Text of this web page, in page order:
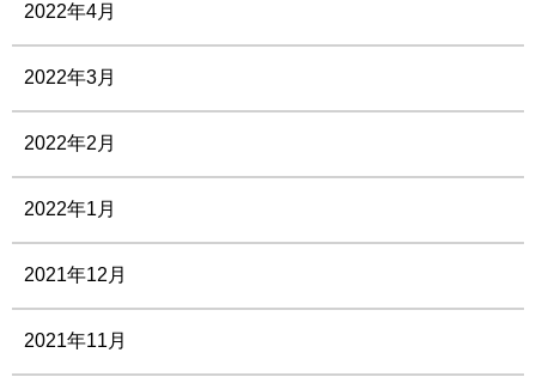
2022年4月
2022年3月
2022年2月
2022年1月
2021年12月
2021年11月